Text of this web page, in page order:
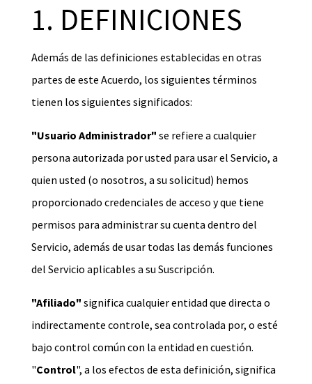
1. DEFINICIONES
Además de las definiciones establecidas en otras
partes de este Acuerdo, los siguientes términos
tienen los siguientes significados:
"Usuario Administrador" se refiere a cualquier
persona autorizada por usted para usar el Servicio, a
quien usted (o nosotros, a su solicitud) hemos
proporcionado credenciales de acceso y que tiene
permisos para administrar su cuenta dentro del
Servicio, además de usar todas las demás funciones
del Servicio aplicables a su Suscripción.
"Afiliado" significa cualquier entidad que directa o
indirectamente controle, sea controlada por, o esté
bajo control común con la entidad en cuestión.
"Control", a los efectos de esta definición, significa